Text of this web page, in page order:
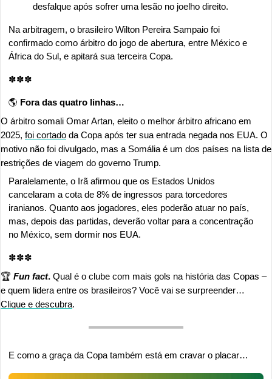
desfalque após sofrer uma lesão no joelho direito.
Na arbitragem, o brasileiro Wilton Pereira Sampaio foi
confirmado como árbitro do jogo de abertura, entre México e
África do Sul, e apitará sua terceira Copa.
✽✽✽
🌎 Fora das quatro linhas…
O árbitro somali Omar Artan, eleito o melhor árbitro africano em
2025, foi cortado da Copa após ter sua entrada negada nos EUA. O
motivo não foi divulgado, mas a Somália é um dos países na lista de
restrições de viagem do governo Trump.
Paralelamente, o Irã afirmou que os Estados Unidos
cancelaram a cota de 8% de ingressos para torcedores
iranianos. Quanto aos jogadores, eles poderão atuar no país,
mas, depois das partidas, deverão voltar para a concentração
no México, sem dormir nos EUA.
✽✽✽
🏆 Fun fact. Qual é o clube com mais gols na história das Copas –
Clique e descubra.
E como a graça da Copa também está em cravar o placar…